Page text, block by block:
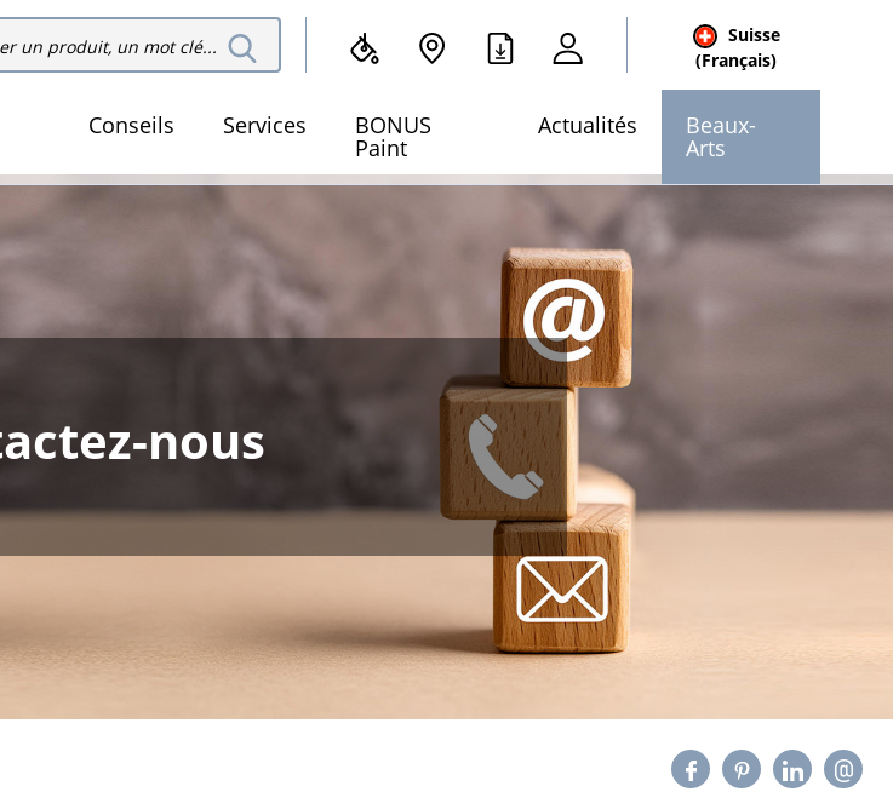
dans le site
Rechercher
dans le site
Suisse
(Français)
Conseils Services BONUS
Paint
Actualités Beaux-
Arts
nous